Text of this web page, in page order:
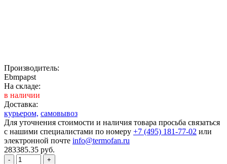
Производитель:
Ebmpapst
На складе:
в наличии
Доставка:
курьером, самовывоз
Для уточнения стоимости и наличия товара просьба связаться
с нашими специалистами по номеру +7 (495) 181-77-02 или
электронной почте info@termofan.ru
283385.35 руб.
- +